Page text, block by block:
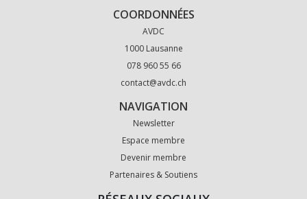
COORDONNÉES
AVDC
1000 Lausanne
078 960 55 66
contact@avdc.ch
NAVIGATION
Newsletter
Espace membre
Devenir membre
Partenaires & Soutiens